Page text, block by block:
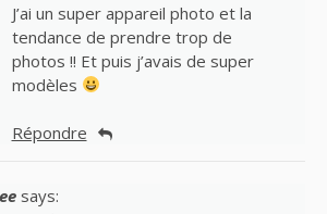
J’ai un super appareil photo et la
tendance de prendre trop de
photos !! Et puis j’avais de super
modèles
Répondre
says: